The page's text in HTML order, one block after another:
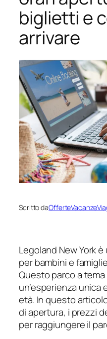
biglietti e
arrivare
Scritto da
Legoland New York
per bambini e
Questo parco a
un’esperienza
età. In questo
di apertura, i prezzi
per raggiungere il